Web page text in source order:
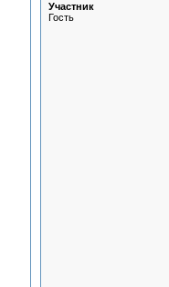
Участник
Гость